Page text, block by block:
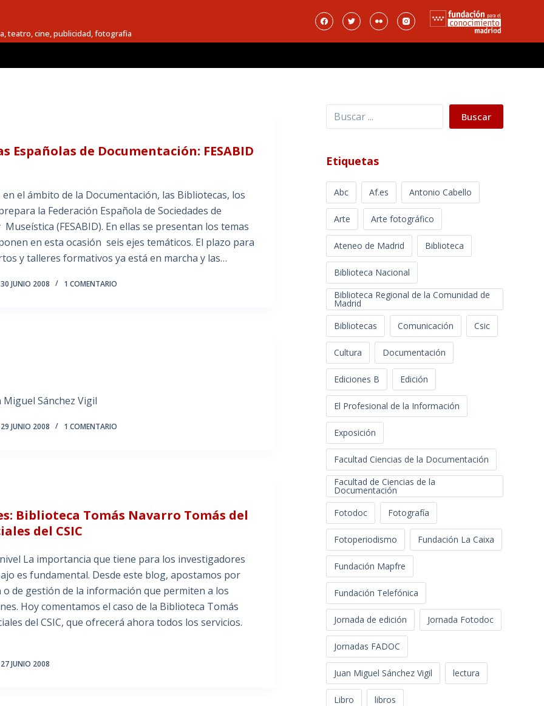
teatro, cine, publicidad, fotografia
Españolas de Documentación: FESABID
el ámbito de la Documentación, las Bibliotecas, los
la Federación Española de Sociedades de
(FESABID). En ellas se presentan los temas
en esta ocasión seis ejes temáticos. El plazo para
y talleres formativos ya está en marcha y las…
30 JUNIO 2008 1 COMENTARIO
Sánchez Vigil
29 JUNIO 2008 1 COMENTARIO
Biblioteca Tomás Navarro Tomás del
del CSIC
La importancia que tiene para los investigadores
es fundamental. Desde este blog, apostamos por
de gestión de la información que permiten a los
Hoy comentamos el caso de la Biblioteca Tomás
del CSIC, que ofrecerá ahora todos los servicios.
27 JUNIO 2008
Buscar Buscar
Etiquetas
Abc Af.es Antonio Cabello
Arte Arte fotográfico
Ateneo de Madrid Biblioteca
Biblioteca Nacional
Biblioteca Regional de la Comunidad de
Madrid
Bibliotecas
Comunicación Csic
Cultura Documentación
Ediciones B Edición
El Profesional de la Información
Exposición
Facultad Ciencias de la Documentación
Facultad de Ciencias de la
Documentación
Fotodoc
Fotografía
Fotoperiodismo Fundación La Caixa
Fundación Mapfre
Fundación Telefónica
Jornada de edición Jornada Fotodoc
Jornadas FADOC
Juan Miguel Sánchez Vigil lectura
Libro libros